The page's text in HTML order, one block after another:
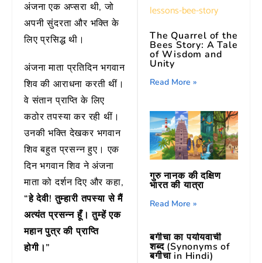
अंजना एक अप्सरा थी, जो
अपनी सुंदरता और भक्ति के
लिए प्रसिद्ध थी।
अंजना माता प्रतिदिन भगवान
शिव की आराधना करती थीं।
वे संतान प्राप्ति के लिए
कठोर तपस्या कर रही थीं।
उनकी भक्ति देखकर भगवान
शिव बहुत प्रसन्न हुए। एक
दिन भगवान शिव ने अंजना
माता को दर्शन दिए और कहा,
“हे देवी! तुम्हारी तपस्या से मैं
अत्यंत प्रसन्न हूँ। तुम्हें एक
महान पुत्र की प्राप्ति
होगी।”
The Quarrel of the
Bees Story: A Tale
of Wisdom and
Unity
Read More »
गुरु नानक की दक्षिण
भारत की यात्रा
Read More »
बगीचा का पर्यायवाची
शब्द (Synonyms of
बगीचा in Hindi)